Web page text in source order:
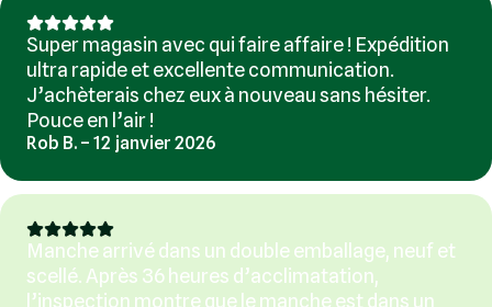
Super magasin avec qui faire affaire ! Expédition
ultra rapide et excellente communication.
J’achèterais chez eux à nouveau sans hésiter.
Pouce en l’air !
Rob B. – 12 janvier 2026
Manche arrivé dans un double emballage, neuf et
scellé. Après 36 heures d’acclimatation,
l’inspection montre que le manche est dans un